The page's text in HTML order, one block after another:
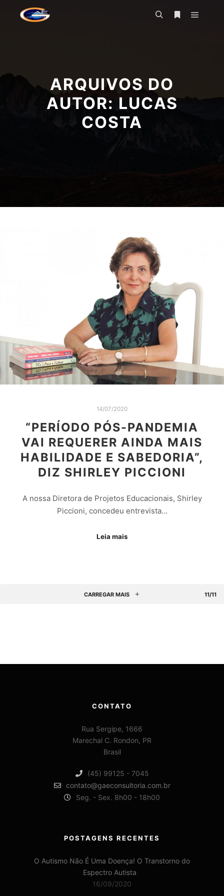
ARQUIVOS DO
AUTOR: LUCAS
COSTA
14/07/2020
“PERÍODO PÓS-PANDEMIA
VAI REQUERER AINDA MAIS
HABILIDADE E SABEDORIA”,
DIZ SHIRLEY PICCIONI
A nossa Diretora de Projetos Educacionais, Shirley
Piccioni, concedeu entrevista…
Leia mais
CARREGAR MAIS 11/11
CONTATO
Rua Sergipe, 1666
Marechal C. Rondon, PR
Brasil
(45) 99125 - 7045
contato@gaeconsultoria.com.br
Seg. - Sex. 8h00 - 18h00
POSTAGENS RECENTES
O Autismo Não É Uma Doença! O Transtorno do
Espectro Autista
16/09/2020